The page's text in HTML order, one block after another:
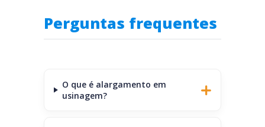
Perguntas frequentes
O que é alargamento em
usinagem?